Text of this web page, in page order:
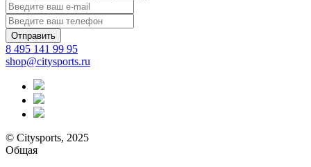
Отправить
8 495 141 99 95
shop@citysports.ru
© Citysports, 2025
Общая